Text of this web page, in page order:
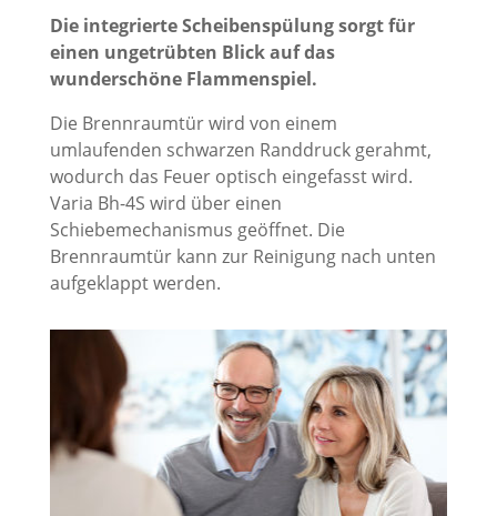
Die integrierte Scheibenspülung sorgt für
einen ungetrübten Blick auf das
wunderschöne Flammenspiel.
Die Brennraumtür wird von einem
umlaufenden schwarzen Randdruck gerahmt,
wodurch das Feuer optisch eingefasst wird.
Varia Bh-4S wird über einen
Schiebemechanismus geöffnet. Die
Brennraumtür kann zur Reinigung nach unten
aufgeklappt werden.